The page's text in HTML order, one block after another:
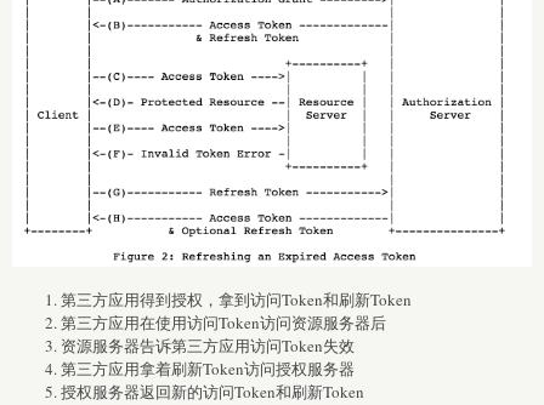
第三方应用得到授权，拿到访问Token和刷新Token
第三方应用在使用访问Token访问资源服务器后
资源服务器告诉第三方应用访问Token失效
第三方应用拿着刷新Token访问授权服务器
授权服务器返回新的访问Token和刷新Token